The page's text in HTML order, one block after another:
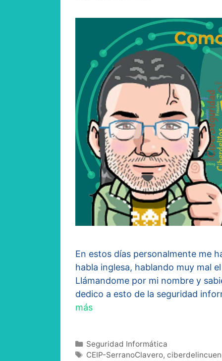
En estos días personalmente me
habla inglesa, hablando muy mal
Llámandome por mi nombre y
dedico a esto de la seguridad
más
Categorías
Seguridad Informática
Etiquetas
CEIP-SerranoClavero,